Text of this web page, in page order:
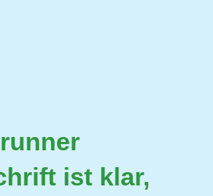
ist klar,